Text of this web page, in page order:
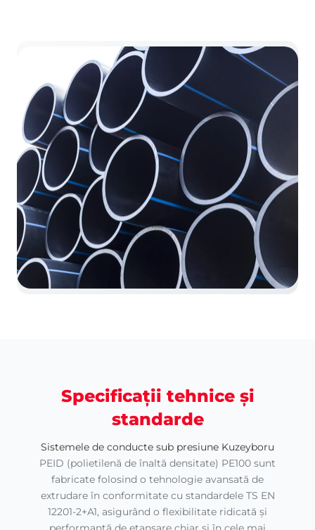
Specificații tehnice și
standarde
Sistemele de conducte sub presiune Kuzeyboru
PEID (polietilenă de înaltă densitate) PE100 sunt
fabricate folosind o tehnologie avansată de
extrudare în conformitate cu standardele TS EN
12201-2+A1, asigurând o flexibilitate ridicată și